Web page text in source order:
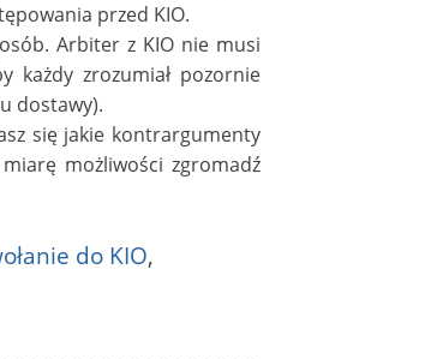
przed KIO.
Arbiter z KIO nie musi
każdy zrozumiał pozornie
dostawy).
się jakie kontrargumenty
możliwości zgromadź
do KIO,